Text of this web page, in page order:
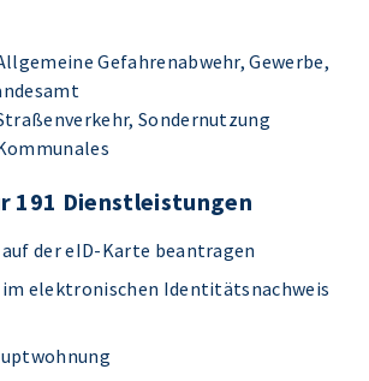
Gefahrenabwehr, Gewerbe,
Sondernutzung
191 Dienstleistungen
der eID-Karte beantragen
im elektronischen Identitätsnachweis